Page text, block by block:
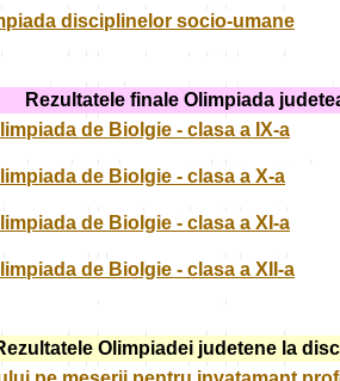
disciplinelor socio-umane
Rezultatele finale Olimpiada
de Biolgie - clasa a IX-a
de Biolgie - clasa a X-a
de Biolgie - clasa a XI-a
de Biolgie - clasa a XII-a
Olimpiadei judetene la